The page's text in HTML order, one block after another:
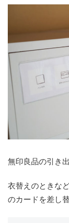
無印良品の引き
衣替えのときな
のカードを差し